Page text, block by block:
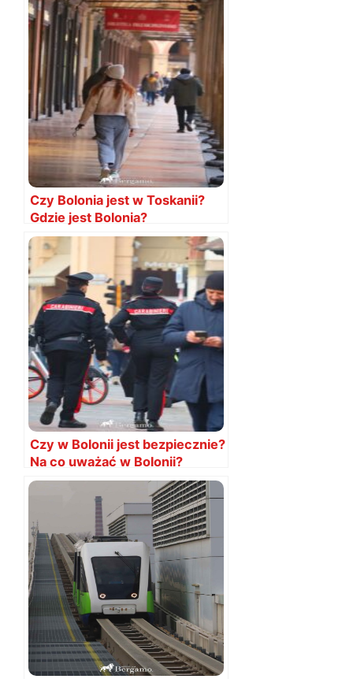
Czy Bolonia jest w Toskanii?
Gdzie jest Bolonia?
Czy w Bolonii jest bezpiecznie?
Na co uważać w Bolonii?